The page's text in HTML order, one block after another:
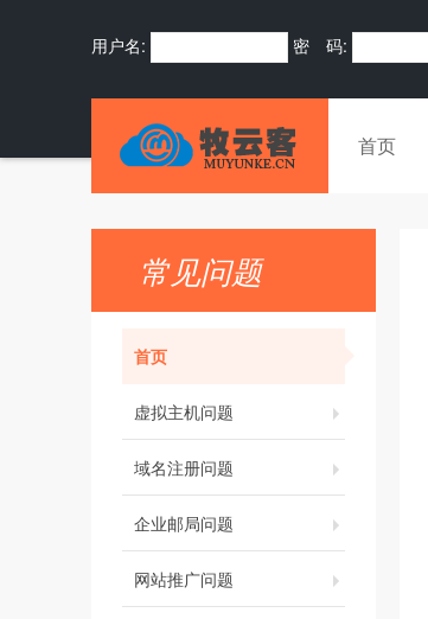
用户名: 密 码:
首页
常见问题
首页
虚拟主机问题
域名注册问题
企业邮局问题
网站推广问题